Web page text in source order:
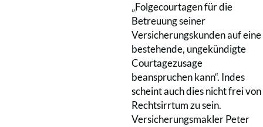
„Folgecourtagen für die
Betreuung seiner
Versicherungskunden auf eine
bestehende, ungekündigte
Courtagezusage
beanspruchen kann“. Indes
scheint auch dies nicht frei von
Rechtsirrtum zu sein.
Versicherungsmakler Peter